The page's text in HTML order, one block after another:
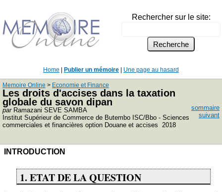
Rechercher sur le site:
Home Publier un mémoire Une page au hasard
Memoire Online > Economie et Finance
Les droits d'accises dans la taxation
globale du savon dipan
parRamazani SEVE SAMBA
Institut Supérieur de Commerce de Butembo ISC/Bbo - Sciences
commerciales et financières option Douane et accises 2018
sommaire
suivant
INTRODUCTION
1. ETAT DE LA QUESTION